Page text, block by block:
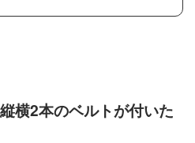
横2本のベルトが付いた